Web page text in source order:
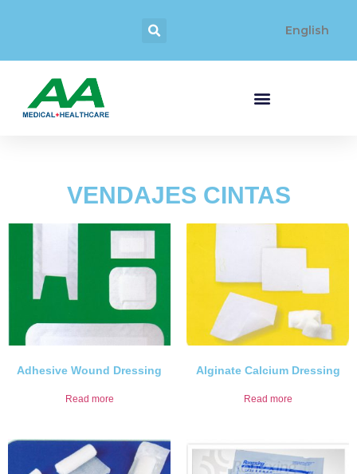
English
VENDAJES CINTAS
Adhesive Wound Dressing
Read more
Alginate Calcium Dressing
Read more